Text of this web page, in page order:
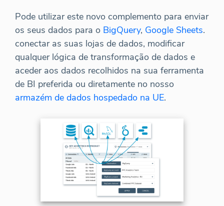
Pode utilizar este novo complemento para enviar
os seus dados para o BigQuery, Google Sheets.
conectar as suas lojas de dados, modificar
qualquer lógica de transformação de dados e
aceder aos dados recolhidos na sua ferramenta
de BI preferida ou diretamente no nosso
armazém de dados hospedado na UE.